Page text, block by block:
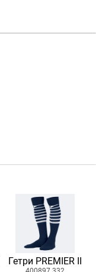
Гетри PREMIER II